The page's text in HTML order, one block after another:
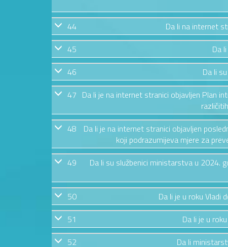
44 Da li na internet
45
Da
46
Da li
47 Da li je na internet stranici objavljen Plan
48
Da li je na internet stranici objavljen
koji podrazumijeva mjere za
49
Da li su službenici ministarstva u 2024.
50 Da li je u roku Vladi
51
Da li je u
52
Da li